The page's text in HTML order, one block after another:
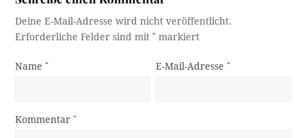
Deine E-Mail-Adresse wird nicht veröffentlicht.
Erforderliche Felder sind mit* markiert
Name* E-Mail-Adresse*
Kommentar*